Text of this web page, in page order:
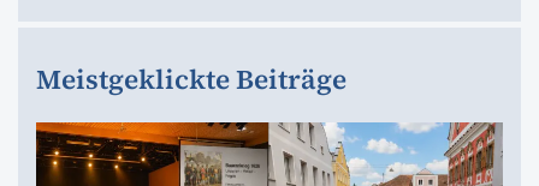
Meistgeklickte Beiträge